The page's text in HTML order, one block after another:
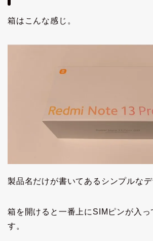
箱はこんな感じ。
製品名だけが書いてあるシンプルなデ
箱を開けると一番上にSIMピンが入っ
す。